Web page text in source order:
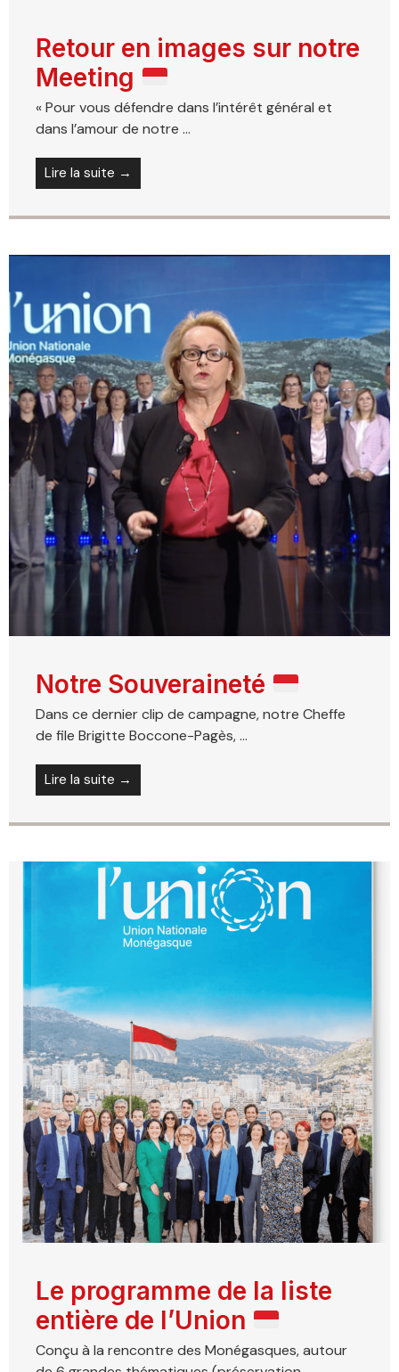
Retour en images sur notre
Meeting
« Pour vous défendre dans l’intérêt général et
dans l’amour de notre ...
Lire la suite →
Notre Souveraineté
Dans ce dernier clip de campagne, notre Cheffe
de file Brigitte Boccone-Pagès, ...
Lire la suite →
Le programme de la liste
entière de l’Union
Conçu à la rencontre des Monégasques, autour